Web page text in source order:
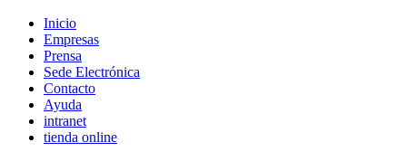
Inicio
Empresas
Prensa
Sede Electrónica
Contacto
Ayuda
intranet
tienda online